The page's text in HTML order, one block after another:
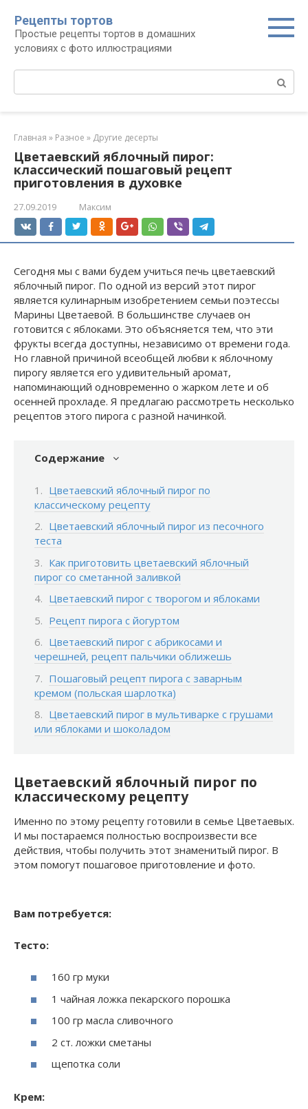
контенту
Рецепты тортов
Простые рецепты тортов в домашних
условиях с фото иллюстрациями
Главная » Разное » Другие десерты
Цветаевский яблочный пирог:
классический пошаговый рецепт
приготовления в духовке
27.09.2019 Максим
Сегодня мы с вами будем учиться печь цветаевский
яблочный пирог. По одной из версий этот пирог
является кулинарным изобретением семьи поэтессы
Марины Цветаевой. В большинстве случаев он
готовится с яблоками. Это объясняется тем, что эти
фрукты всегда доступны, независимо от времени года.
Но главной причиной всеобщей любви к яблочному
пирогу является его удивительный аромат,
напоминающий одновременно о жарком лете и об
осенней прохладе. Я предлагаю рассмотреть несколько
рецептов этого пирога с разной начинкой.
Содержание
Цветаевский яблочный пирог по
классическому рецепту
Цветаевский яблочный пирог из песочного
теста
Как приготовить цветаевский яблочный
пирог со сметанной заливкой
Цветаевский пирог с творогом и яблоками
Рецепт пирога с йогуртом
Цветаевский пирог с абрикосами и
черешней, рецепт пальчики оближешь
Пошаговый рецепт пирога с заварным
кремом (польская шарлотка)
Цветаевский пирог в мультиварке с грушами
или яблоками и шоколадом
Цветаевский яблочный пирог по
классическому рецепту
Именно по этому рецепту готовили в семье Цветаевых.
И мы постараемся полностью воспроизвести все
действия, чтобы получить этот знаменитый пирог. В
этом помогут пошаговое приготовление и фото.
Вам потребуется:
Тесто:
160 гр муки
1 чайная ложка пекарского порошка
100 гр масла сливочного
2 ст. ложки сметаны
щепотка соли
Крем: